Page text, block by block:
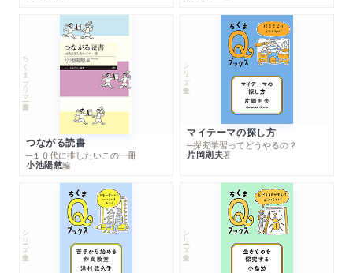
ちくまプリマー新書
つながる読書
─１０代に推したいこの一冊
小池陽慈編
シリーズ・全集
マイテーマの探し方
─探究学習ってどうやるの？
片岡則夫著
シリーズ・全集 シリーズ・全集